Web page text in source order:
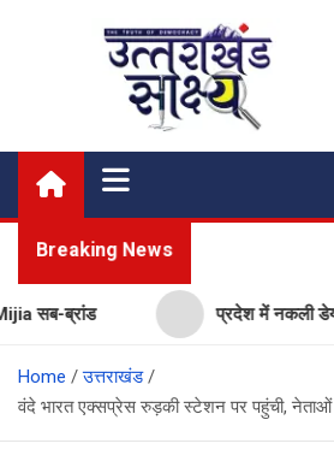
Uttarakhand
My News Portal
Breaking News
ब्रांड प्रदेश में नकली डेयरी
Home
उत्तराखंड
वंदे भारत एक्सप्रेस रुड़की स्टेशन पर पहुंची, नेताओं